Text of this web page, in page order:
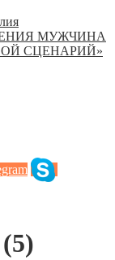
МУЖЧИНА
СЦЕНАРИЙ»